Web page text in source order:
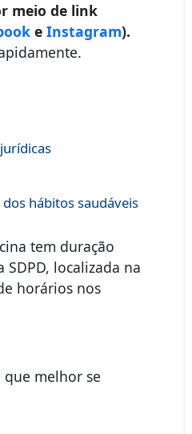
meio de link
eInstagram).
hábitos saudáveis
tem duração
localizada na
horários nos
melhor se